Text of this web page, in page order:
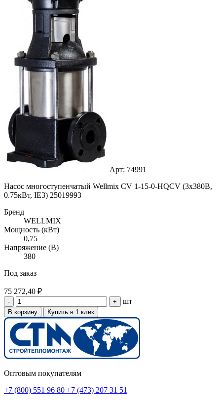
Арт: 74991
Насос многоступенчатый Wellmix CV 1-15-0-HQCV (3х380В,
0.75кВт, IE3) 25019993
Бренд
WELLMIX
Мощность (кВт)
0,75
Напряжение (В)
380
Под заказ
75 272,40 ₽
- + шт
В корзину Купить в 1 клик
Оптовым покупателям
+7 (800) 551 96 80 +7 (473) 207 31 51